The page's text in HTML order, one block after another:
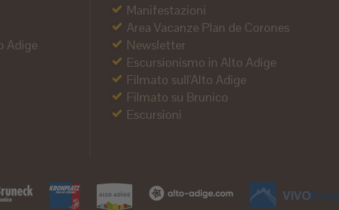
Adige
Manifestazioni
Area Vacanze Plan de Corones
Newsletter
Escursionismo in Alto Adige
Filmato sull'Alto Adige
Filmato su Brunico
Escursioni